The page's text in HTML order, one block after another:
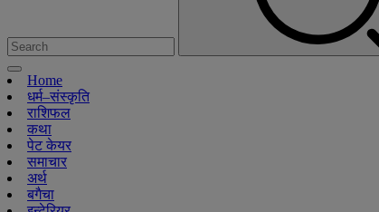
Home
धर्म–संस्कृति
राशिफल
कथा
पेट केयर
समाचार
अर्थ
बगैचा